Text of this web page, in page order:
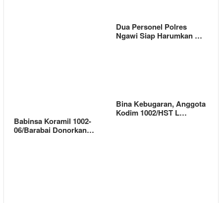
Dua Personel Polres
Ngawi Siap Harumkan …
Babinsa Koramil 1002-
06/Barabai Donorkan…
Bina Kebugaran, Anggota
Kodim 1002/HST L…